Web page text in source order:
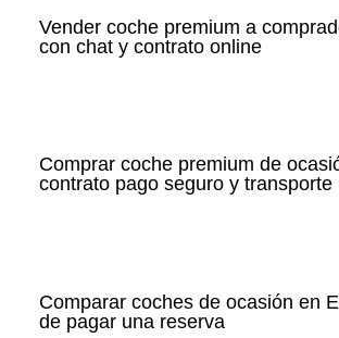
Vender coche premium a
con chat y contrato online
Comprar coche premium de
contrato pago seguro y transporte
Comparar coches de ocasión en
de pagar una reserva